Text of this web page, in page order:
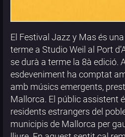
El Festival Jazz y Mas és
terme a Studio Weil al Port
se durà a terme la 8à edició.
esdeveniment ha comptat
amb músics emergents,
Mallorca. El públic assistent
residents estrangers del
municipis de Mallorca per